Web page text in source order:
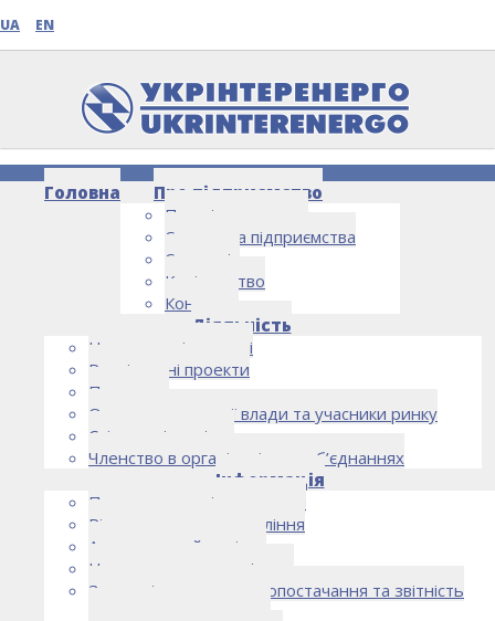
UA EN
Головна
Про підприємство
Про підприємство
Структура підприємства
Стратегія
Керівництво
Контакти
Діяльність
Напрямки діяльності
Реалізовані проекти
Партнери
Органи державної влади та учасники ринку
Спільна діяльність
Членство в організаціях та об’єднаннях
Інформація
Правоустановчі документи
Рішення органу управління
Аудиторський комітет
Нормативно-правові акти
Загальні умови електропостачання та звітність
НОВИНИ